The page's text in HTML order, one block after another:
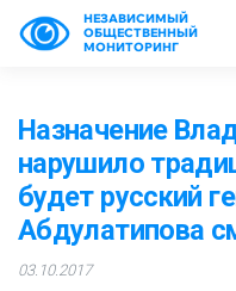
НЕЗАВИСИМЫЙ
ОБЩЕСТВЕННЫЙ
МОНИТОРИНГ
Назначение
нарушило
будет русский
Абдулатипова
03.10.2017